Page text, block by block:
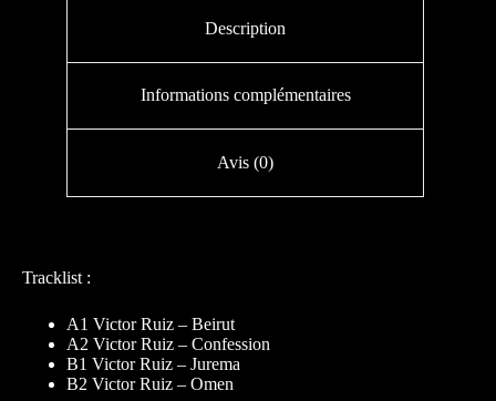
Description
Informations complémentaires
Avis (0)
Tracklist :
A1 Victor Ruiz – Beirut
A2 Victor Ruiz – Confession
B1 Victor Ruiz – Jurema
B2 Victor Ruiz – Omen